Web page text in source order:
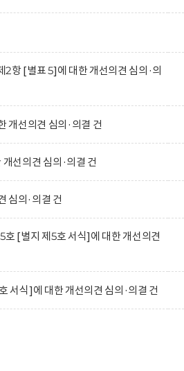
2항 [별표 5]에 대한 개선의견 심의·의
개선의견 심의·의결 건
선의견 심의·의결 건
심의·의결 건
호 [별지 제5호 서식]에 대한 개선의견
서식]에 대한 개선의견 심의·의결 건